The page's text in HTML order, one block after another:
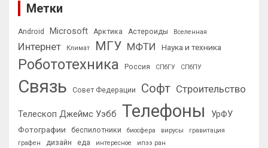
Метки
Android Microsoft Арктика Астероиды Вселенная
Интернет Климат МГУ МФТИ Наука и техника
Робототехника Россия СПбГУ СПбПУ
Связь Совет Федерации Софт Строительство
Телескоп Джеймс Уэбб Телефоны УрФУ
Фотографии беспилотники биосфера вирусы
гравитация
графен
дизайн еда интересное ипээ ран